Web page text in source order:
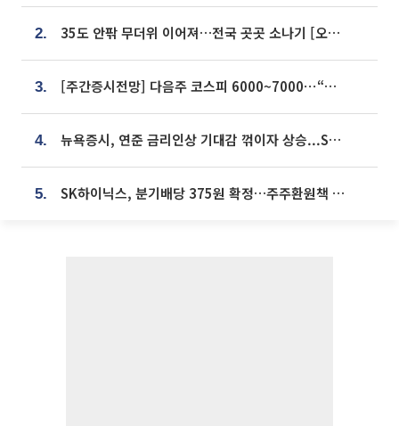
2. 35도 안팎 무더위 이어져…전국 곳곳 소나기 [오늘 날씨]
3. [주간증시전망] 다음주 코스피 6000~7000⋯“外人 수급은 정책이 변수”
4. 뉴욕증시, 연준 금리인상 기대감 꺾이자 상승...S&P500 사상 최고치 [종합]
5. SK하이닉스, 분기배당 375원 확정…주주환원책 9월로 앞당겨 발표